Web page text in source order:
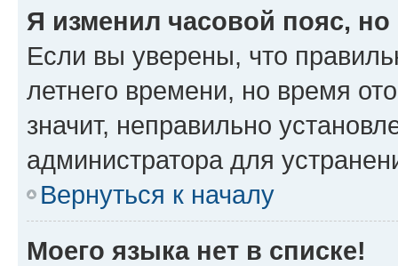
Я изменил часовой пояс,
Если вы уверены, что
летнего времени, но время
значит, неправильно
администратора для
Вернуться к началу
Моего языка нет в списке!